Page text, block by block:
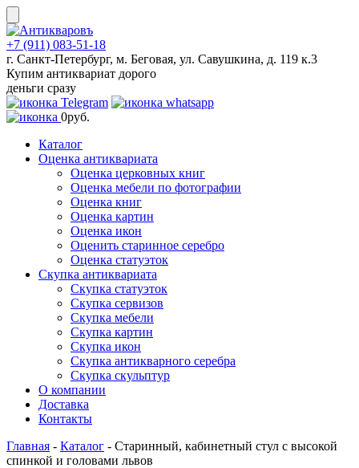
Skip
to
content
+7 (911) 083-51-18
г. Санкт-Петербург, м. Беговая, ул. Савушкина, д. 119 к.3
Купим антиквариат дорого
деньги сразу
0руб.
Каталог
Оценка антиквариата
Оценка церковных книг
Оценка мебели по фотографии
Оценка книг
Оценка картин
Оценка икон
Оценить старинное серебро
Оценка статуэток
Скупка антиквариата
Скупка статуэток
Скупка сервизов
Скупка мебели
Скупка картин
Скупка икон
Скупка антикварного серебра
Скупка скульптур
О компании
Доставка
Контакты
Главная - Каталог - Старинный, кабинетный стул с высокой
спинкой и головами львов